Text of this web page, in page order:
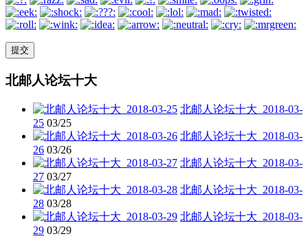
北邮人论坛十大
北邮人论坛十大_2018-03-
25 03/25
北邮人论坛十大_2018-03-
26 03/26
北邮人论坛十大_2018-03-
27 03/27
北邮人论坛十大_2018-03-
28 03/28
北邮人论坛十大_2018-03-
29 03/29